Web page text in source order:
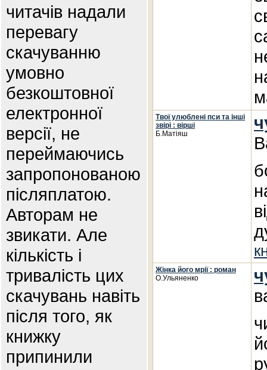
читачів надали
перевагу
скачуванню
умовно
безкоштовної
електронної
версії, не
переймаючись
запропонованою
післяплатою.
Авторам не
звикати. Але
кількість і
тривалість цих
скачувань навіть
після того, як
книжку
припинили
Твої улюблені пси та інші
звірі : вірші
Б.Матіяш
Жінка його мрії : роман
О.Ульяненко